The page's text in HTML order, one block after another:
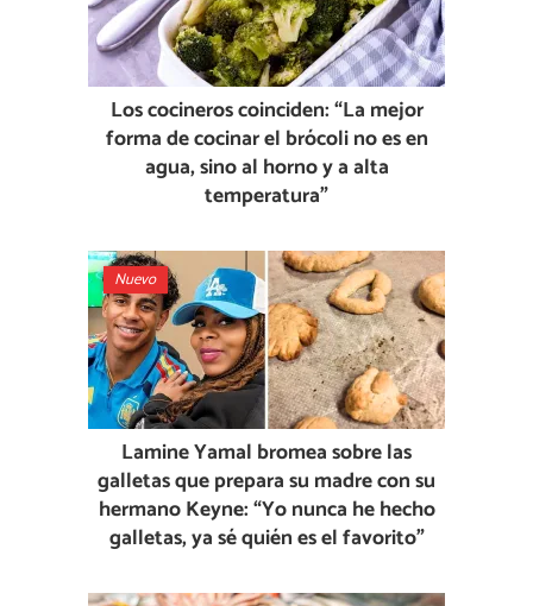
Los cocineros coinciden: “La mejor
forma de cocinar el brócoli no es en
agua, sino al horno y a alta
temperatura”
Nuevo
Lamine Yamal bromea sobre las
galletas que prepara su madre con su
hermano Keyne: “Yo nunca he hecho
galletas, ya sé quién es el favorito”